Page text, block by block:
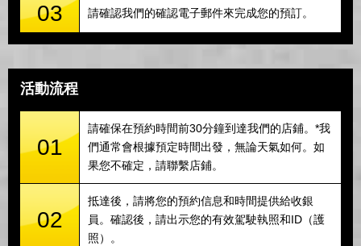
03 請確認我們的確認電子郵件來完成您的預訂。
活動流程
01
請確保在預約時間前30分鐘到達我們的店鋪。*我
們通常會根據預定時間出發，無論天氣如何。如
果您不確定，請聯繫店鋪。
02
抵達後，請將您的預約信息和時間提供給收銀
員。確認後，請出示您的有效駕駛執照和ID（護
照）。